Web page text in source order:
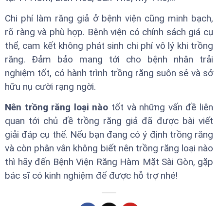
Chi phí làm răng giả ở bệnh viện cũng minh bạch,
rõ ràng và phù hợp. Bệnh viện có chính sách giá cụ
thể, cam kết không phát sinh chi phí vô lý khi trồng
răng. Đảm bảo mang tới cho bệnh nhân trải
nghiệm tốt, có hành trình trồng răng suôn sẻ và sở
hữu nụ cười rạng ngời.
Nên trồng răng loại nào tốt và những vấn đề liên
quan tới chủ đề trồng răng giả đã được bài viết
giải đáp cụ thể. Nếu bạn đang có ý định trồng răng
và còn phân vân không biết nên trồng răng loại nào
thì hãy đến Bệnh Viện Răng Hàm Mặt Sài Gòn, gặp
bác sĩ có kinh nghiệm để được hỗ trợ nhé!